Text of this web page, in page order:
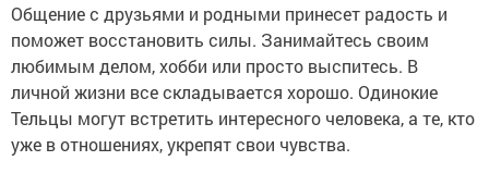
Общение с друзьями и родными принесет радость и
поможет восстановить силы. Занимайтесь своим
любимым делом, хобби или просто выспитесь. В
личной жизни все складывается хорошо. Одинокие
Тельцы могут встретить интересного человека, а те, кто
уже в отношениях, укрепят свои чувства.